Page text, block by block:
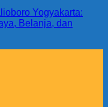
Yogyakarta:
Belanja, dan